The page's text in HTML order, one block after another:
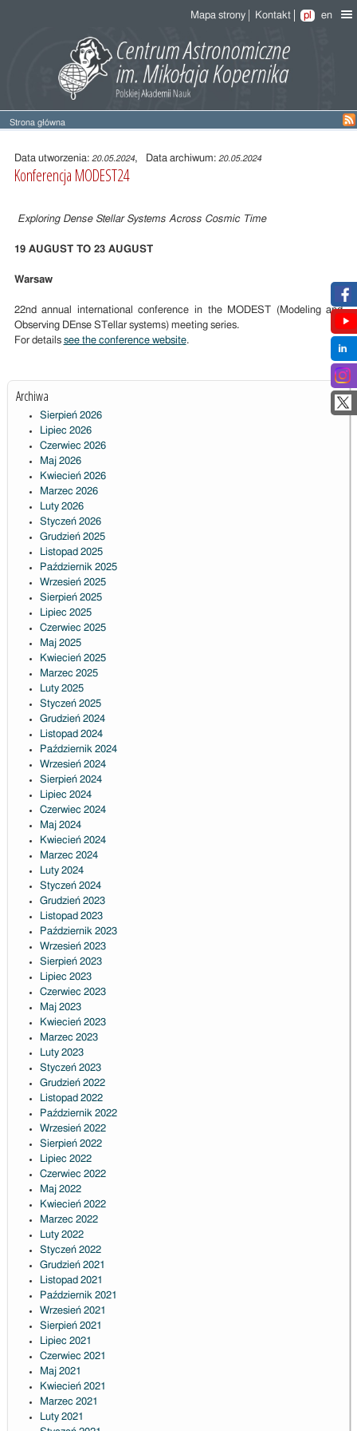
Mapa strony Kontakt pl en
Strona główna
Treść
wpisuData utworzenia: 20.05.2024, Data archiwum: 20.05.2024
Konferencja MODEST24
Exploring Dense Stellar Systems Across Cosmic Time
19 AUGUST TO 23 AUGUST
Warsaw
22nd annual international conference in the MODEST (Modeling and
Observing DEnse STellar systems) meeting series.
For details see the conference website.
Archiwa
Sierpień 2026
Lipiec 2026
Czerwiec 2026
Maj 2026
Kwiecień 2026
Marzec 2026
Luty 2026
Styczeń 2026
Grudzień 2025
Listopad 2025
Październik 2025
Wrzesień 2025
Sierpień 2025
Lipiec 2025
Czerwiec 2025
Maj 2025
Kwiecień 2025
Marzec 2025
Luty 2025
Styczeń 2025
Grudzień 2024
Listopad 2024
Październik 2024
Wrzesień 2024
Sierpień 2024
Lipiec 2024
Czerwiec 2024
Maj 2024
Kwiecień 2024
Marzec 2024
Luty 2024
Styczeń 2024
Grudzień 2023
Listopad 2023
Październik 2023
Wrzesień 2023
Sierpień 2023
Lipiec 2023
Czerwiec 2023
Maj 2023
Kwiecień 2023
Marzec 2023
Luty 2023
Styczeń 2023
Grudzień 2022
Listopad 2022
Październik 2022
Wrzesień 2022
Sierpień 2022
Lipiec 2022
Czerwiec 2022
Maj 2022
Kwiecień 2022
Marzec 2022
Luty 2022
Styczeń 2022
Grudzień 2021
Listopad 2021
Październik 2021
Wrzesień 2021
Sierpień 2021
Lipiec 2021
Czerwiec 2021
Maj 2021
Kwiecień 2021
Marzec 2021
Luty 2021